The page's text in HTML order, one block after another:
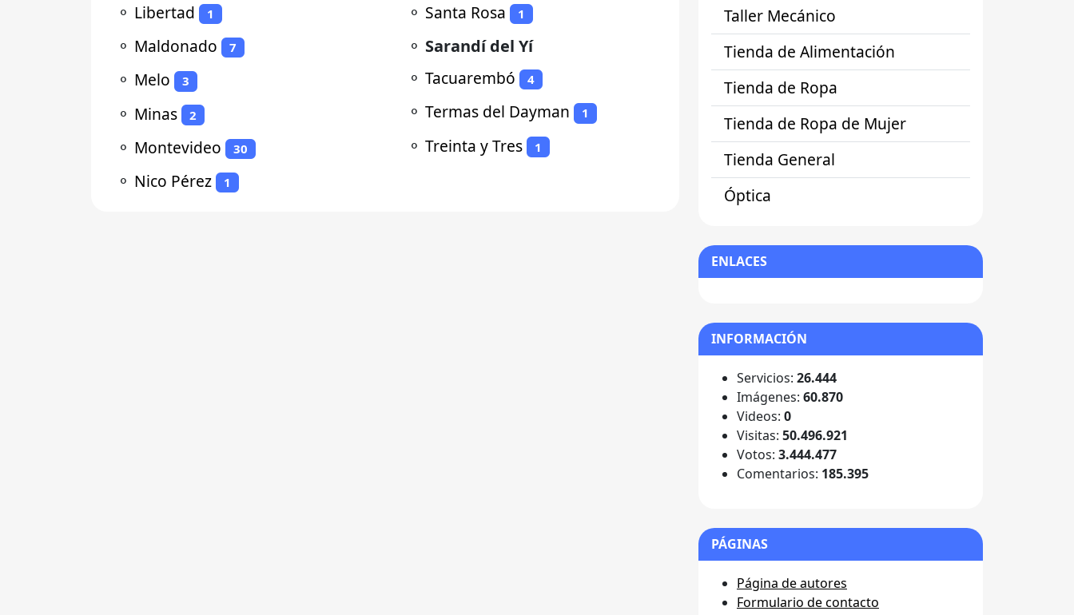
⚬ Libertad 1
⚬ Maldonado 7
⚬ Melo 3
⚬ Minas 2
⚬ Montevideo 30
⚬ Nico Pérez 1
⚬ Santa Rosa 1
⚬ Sarandí del Yí
⚬ Tacuarembó 4
⚬ Termas del Dayman 1
⚬ Treinta y Tres 1
Taller Mecánico
Tienda de Alimentación
Tienda de Ropa
Tienda de Ropa de Mujer
Tienda General
Óptica
ENLACES
INFORMACIÓN
Servicios: 26.444
Imágenes: 60.870
Videos: 0
Visitas: 50.496.921
Votos: 3.444.477
Comentarios: 185.395
PÁGINAS
Página de autores
Formulario de contacto